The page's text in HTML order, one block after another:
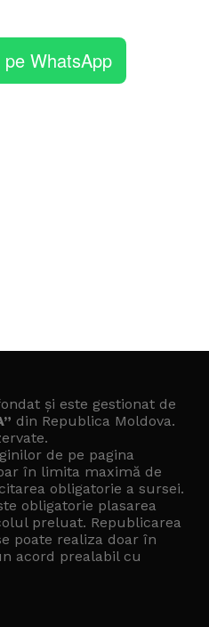
WhatsApp
și este gestionat de
din Republica Moldova.
de pe pagina
în limita maximă de
obligatorie a sursei.
obligatorie plasarea
preluat. Republicarea
poate realiza doar în
acord prealabil cu